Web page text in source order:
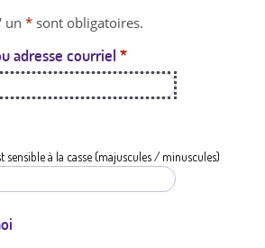
t
a
t
i
un * sont obligatoires.
adresse courriel *
sensible à la casse (majuscules / minuscules)